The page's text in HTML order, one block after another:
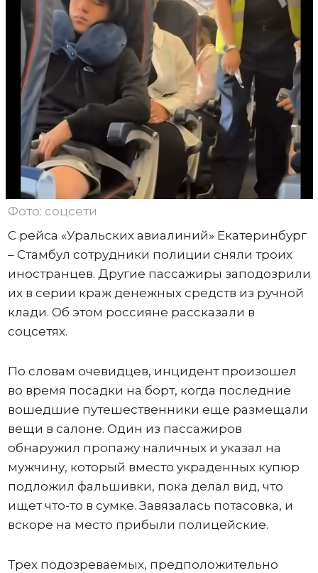
Фото: соцсети
С рейса «Уральских авиалиний» Екатеринбург
– Стамбул сотрудники полиции сняли троих
иностранцев. Другие пассажиры заподозрили
их в серии краж денежных средств из ручной
клади. Об этом россияне рассказали в
соцсетях.
По словам очевидцев, инцидент произошел
во время посадки на борт, когда последние
вошедшие путешественники еще размещали
вещи в салоне. Один из пассажиров
обнаружил пропажу наличных и указал на
мужчину, который вместо украденных купюр
подложил фальшивки, пока делал вид, что
ищет что-то в сумке. Завязалась потасовка, и
вскоре на место прибыли полицейские.
Трех подозреваемых, предположительно